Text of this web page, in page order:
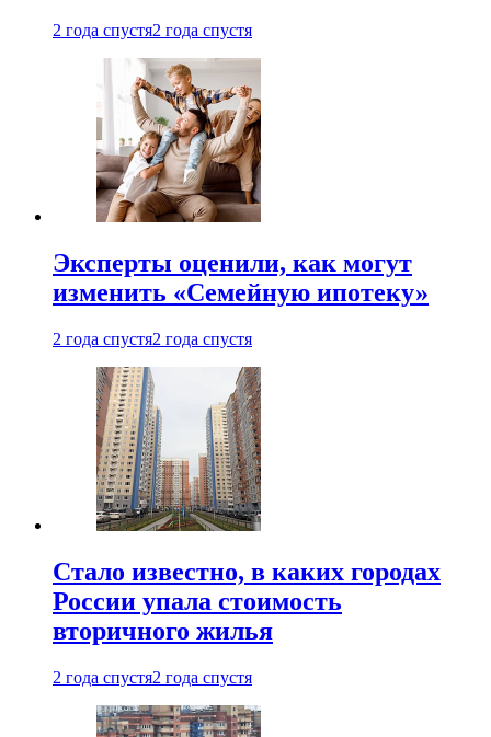
2 года спустя2 года спустя
Эксперты оценили, как могут
изменить «Семейную ипотеку»
2 года спустя2 года спустя
Стало известно, в каких городах
России упала стоимость
вторичного жилья
2 года спустя2 года спустя